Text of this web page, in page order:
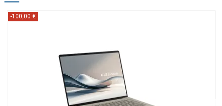
-100,00 €